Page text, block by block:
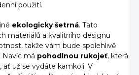
použití.
ekologicky šetrná. Tato
materiálů a kvalitního designu
takže vám bude spolehlivě
má pohodlnou rukojeť, která
ať už se vydáte kamkoli. V